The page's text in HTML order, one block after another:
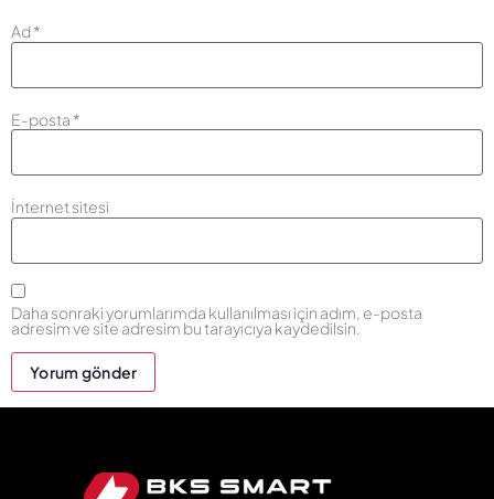
Ad*
E-posta *
İnternet sitesi
Daha sonraki yorumlarımda kullanılması için adım, e-posta
adresim ve site adresim bu tarayıcıya kaydedilsin.